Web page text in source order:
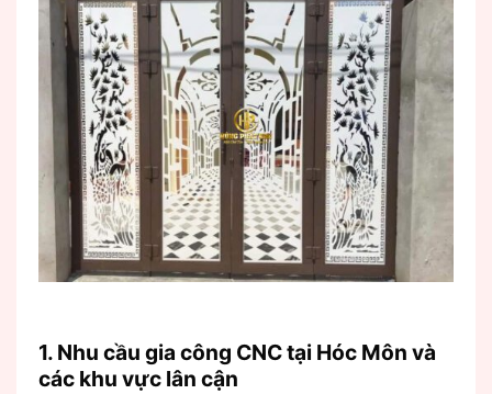
1. Nhu cầu gia công CNC tại Hóc Môn và
các khu vực lân cận